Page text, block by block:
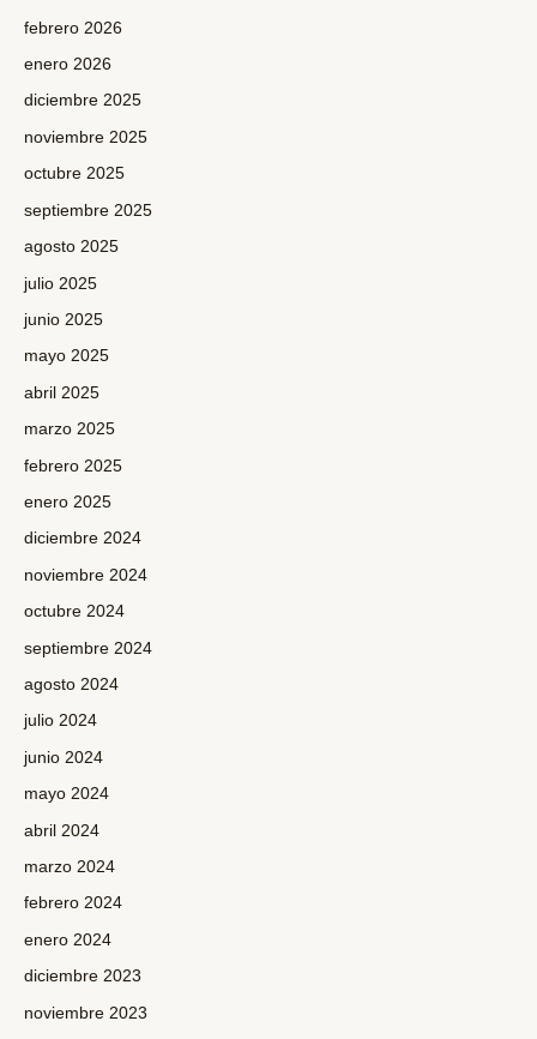
febrero 2026
enero 2026
diciembre 2025
noviembre 2025
octubre 2025
septiembre 2025
agosto 2025
julio 2025
junio 2025
mayo 2025
abril 2025
marzo 2025
febrero 2025
enero 2025
diciembre 2024
noviembre 2024
octubre 2024
septiembre 2024
agosto 2024
julio 2024
junio 2024
mayo 2024
abril 2024
marzo 2024
febrero 2024
enero 2024
diciembre 2023
noviembre 2023